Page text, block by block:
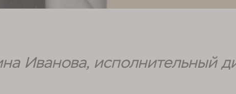
Иванова, исполнительный